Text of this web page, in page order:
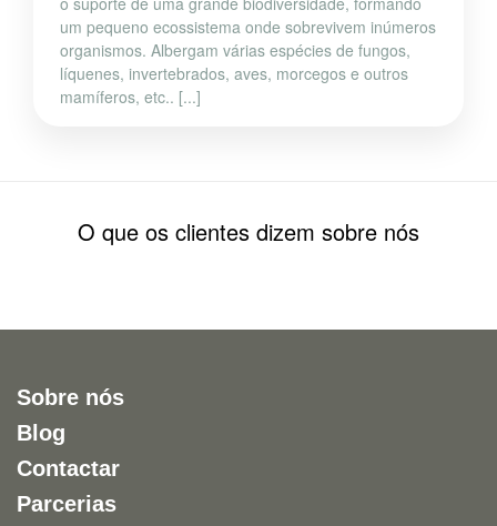
um pequeno ecossistema onde sobrevivem inúmeros
organismos. Albergam várias espécies de fungos,
líquenes, invertebrados, aves, morcegos e outros
mamíferos, etc.. [...]
O que os clientes dizem sobre nós
Sobre nós
Blog
Contactar
Parcerias